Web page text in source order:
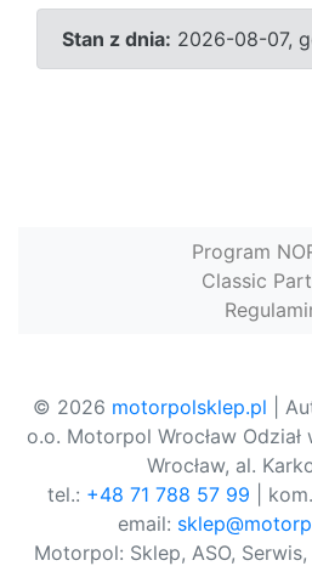
Stan z dnia: 2026-08-07,
Program
Classic
© 2026 motorpolsklep.pl |
o.o. Motorpol Wrocław Odział
Wrocław, al.
tel.: +48 71 788 57 99 |
email:
Motorpol: Sklep, ASO,